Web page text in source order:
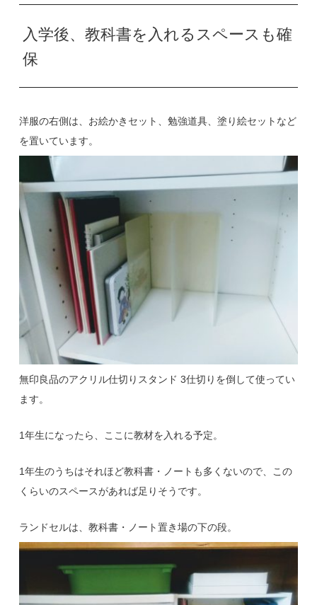
入学後、教科書を入れるスペースも確
保
洋服の右側は、お絵かきセット、勉強道具、塗り絵セットなど
を置いています。
無印良品のアクリル仕切りスタンド 3仕切りを倒して使ってい
ます。
1年生になったら、ここに教材を入れる予定。
1年生のうちはそれほど教科書・ノートも多くないので、この
くらいのスペースがあれば足りそうです。
ランドセルは、教科書・ノート置き場の下の段。